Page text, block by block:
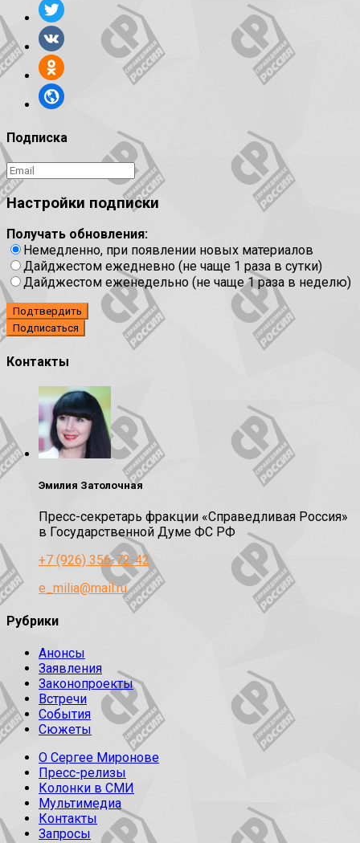
Подписка
Настройки подписки
Получать обновления:
Немедленно, при появлении новых материалов
Дайджестом ежедневно (не чаще 1 раза в сутки)
Дайджестом еженедельно (не чаще 1 раза в неделю)
Подтвердить
Контакты
Эмилия Затолочная
Пресс-секретарь фракции «Справедливая Россия»
в Государственной Думе ФС РФ
+7 (926) 356-72-42
e_milia@mail.ru
Рубрики
Анонсы
Заявления
Законопроекты
Встречи
События
Сюжеты
О Сергее Миронове
Пресс-релизы
Колонки в СМИ
Мультимедиа
Контакты
Запросы